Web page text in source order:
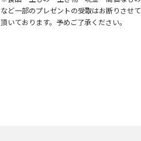
など一部のプレゼントの受取はお断りさせて
頂いております。予めご了承ください。